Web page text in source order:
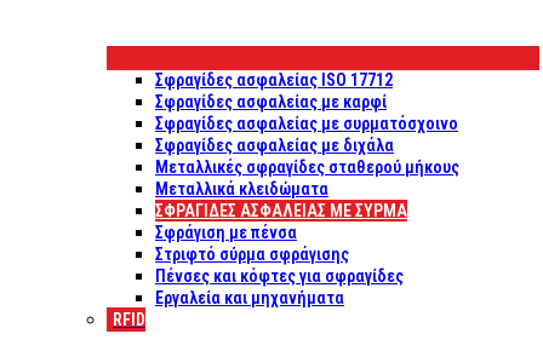
Σφραγίδες ασφαλείας ISO 17712
Σφραγίδες ασφαλείας με καρφί
Σφραγίδες ασφαλείας με συρματόσχοινο
Σφραγίδες ασφαλείας με διχάλα
Μεταλλικές σφραγίδες σταθερού μήκους
Μεταλλικά κλειδώματα
ΣΦΡΑΓΊΔΕΣ ΑΣΦΑΛΕΊΑΣ ΜΕ ΣΎΡΜΑ
Σφράγιση με πένσα
Στριφτό σύρμα σφράγισης
Πένσες και κόφτες για σφραγίδες
Εργαλεία και μηχανήματα
RFID